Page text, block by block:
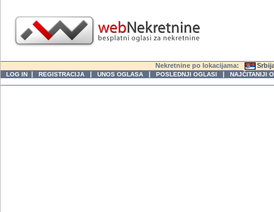
Nekretnine po lokacijama:
LOG IN | REGISTRACIJA | UNOS OGLASA | POSLEDNJI OGLASI | NAJČITANIJI